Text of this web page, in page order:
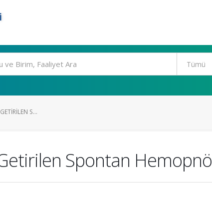
S...
Spontan